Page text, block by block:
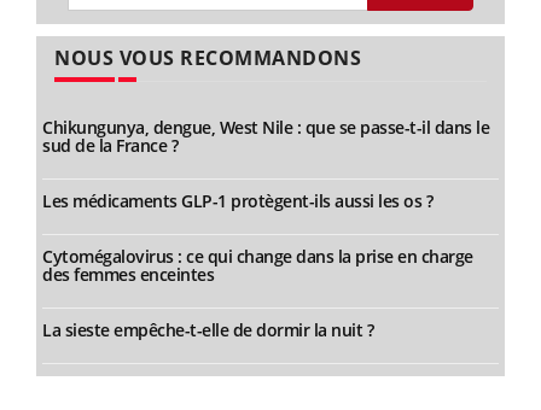
NOUS VOUS RECOMMANDONS
Chikungunya, dengue, West Nile : que se passe-t-il dans le
sud de la France ?
Les médicaments GLP-1 protègent-ils aussi les os ?
Cytomégalovirus : ce qui change dans la prise en charge
des femmes enceintes
La sieste empêche-t-elle de dormir la nuit ?